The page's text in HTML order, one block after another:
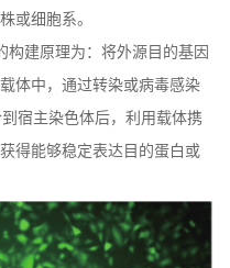
或细胞系。
构建原理为：将外源目的基因
体中，通过转染或病毒感染
宿主染色体后，利用载体携
得能够稳定表达目的蛋白或